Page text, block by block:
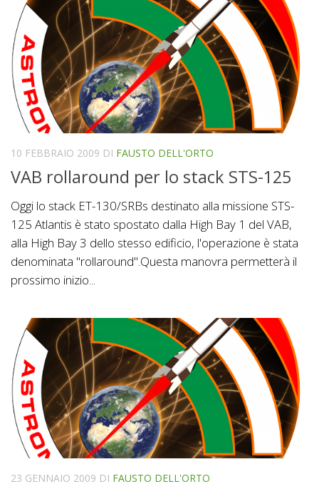
10 FEBBRAIO 2009 DI FAUSTO DELL'ORTO
VAB rollaround per lo stack STS-125
Oggi lo stack ET-130/SRBs destinato alla missione STS-
125 Atlantis è stato spostato dalla High Bay 1 del VAB,
alla High Bay 3 dello stesso edificio, l'operazione è stata
denominata "rollaround".Questa manovra permetterà il
prossimo inizio...
23 GENNAIO 2009 DI FAUSTO DELL'ORTO